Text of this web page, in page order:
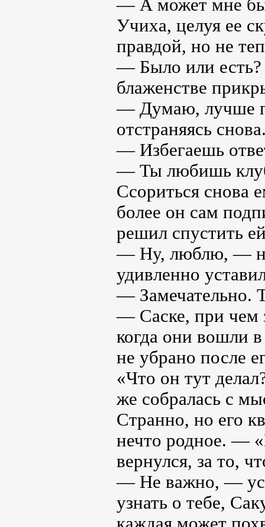
— А может мне
Учиха, целуя ее
правдой, но не
— Было или
блаженстве
— Думаю, лучше
отстраняясь
— Избегаешь
— Ты любишь
Ссориться снова
более он сам
решил спустить
— Ну, люблю, —
удивленно
— Замечательно.
— Саске, при чем
когда они вошли
не убрано после
«Что он тут
же собралась с
Странно, но его
нечто родное. —
вернулся, за то,
— Не важно, —
узнать о тебе,